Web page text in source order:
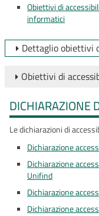
Obiettivi di
informatici
Dettaglio obiettivi
Obiettivi di
DICHIARAZIONE
Le dichiarazioni di
Dichiarazione
Dichiarazione
Unifind
Dichiarazione
Dichiarazione